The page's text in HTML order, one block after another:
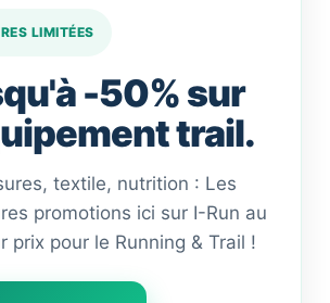
LIMITÉES
-50% sur
trail.
textile, nutrition : Les
promotions ici sur I-Run au
prix pour le Running & Trail !